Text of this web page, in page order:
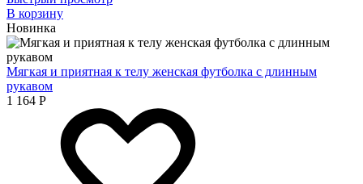
В корзину
Новинка
Мягкая и приятная к телу женская футболка с длинным
рукавом
1 164 Р